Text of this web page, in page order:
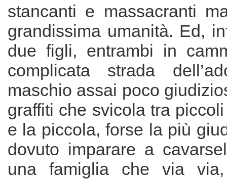
stancanti e massacranti
grandissima umanità. Ed,
due figli, entrambi in
complicata strada
maschio assai poco
graffiti che svicola tra
e la piccola, forse la più
dovuto imparare a
una famiglia che via